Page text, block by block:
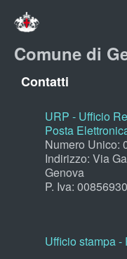
Comune di
Contatti
URP - Ufficio
Posta
Numero Unico:
Indirizzo: Via
Genova
P. Iva:
Ufficio stampa -